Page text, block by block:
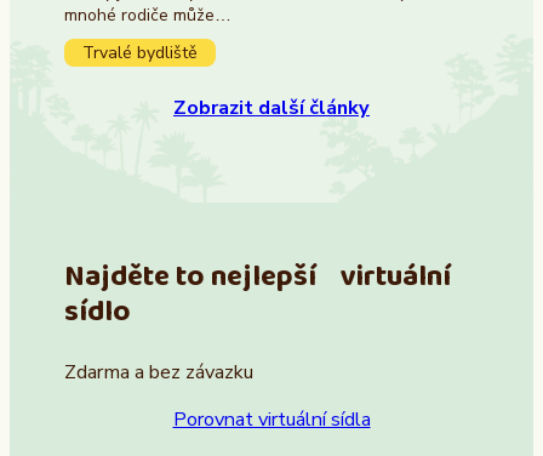
mnohé rodiče může…
Trvalé bydliště
Zobrazit další články
Najděte to nejlepší virtuální
sídlo
Zdarma a bez závazku
Porovnat virtuální sídla